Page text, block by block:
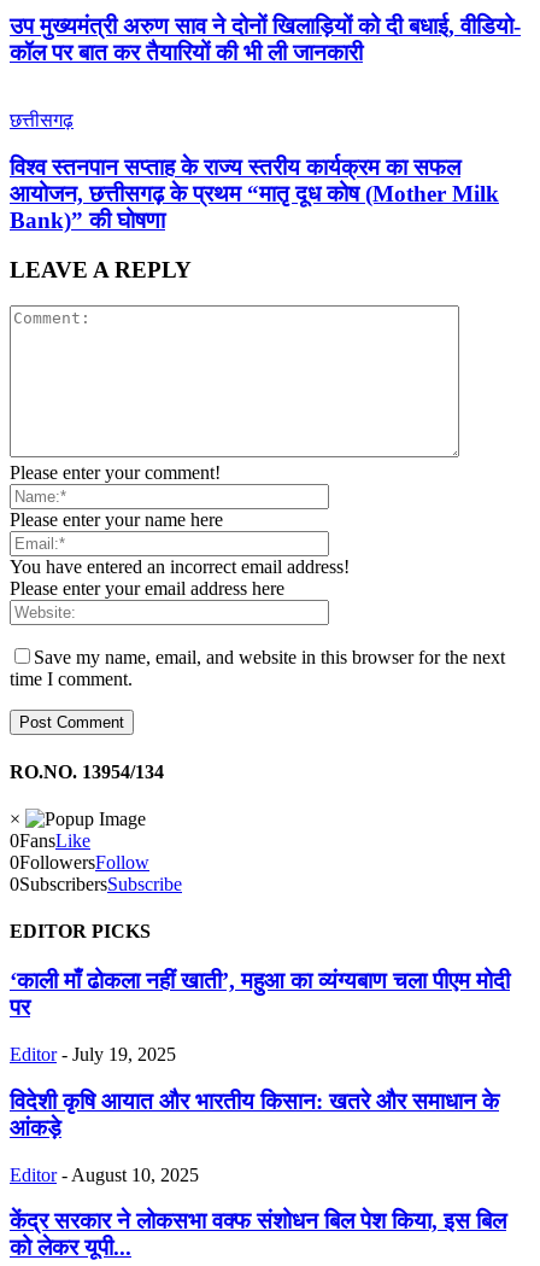
उप मुख्यमंत्री अरुण साव ने दोनों खिलाड़ियों को दी बधाई, वीडियो-
कॉल पर बात कर तैयारियों की भी ली जानकारी
छत्तीसगढ़
विश्व स्तनपान सप्ताह के राज्य स्तरीय कार्यक्रम का सफल
आयोजन, छत्तीसगढ़ के प्रथम “मातृ दूध कोष (Mother Milk
Bank)” की घोषणा
LEAVE A REPLY
Please enter your comment!
Please enter your name here
You have entered an incorrect email address!
Please enter your email address here
Save my name, email, and website in this browser for the next
time I comment.
RO.NO. 13954/134
×
0FansLike
0FollowersFollow
0SubscribersSubscribe
EDITOR PICKS
‘काली माँ ढोकला नहीं खाती’, महुआ का व्यंग्यबाण चला पीएम मोदी
पर
Editor - July 19, 2025
विदेशी कृषि आयात और भारतीय किसान: खतरे और समाधान के
आंकड़े
Editor - August 10, 2025
केंद्र सरकार ने लोकसभा वक्फ संशोधन बिल पेश किया, इस बिल
को लेकर यूपी...